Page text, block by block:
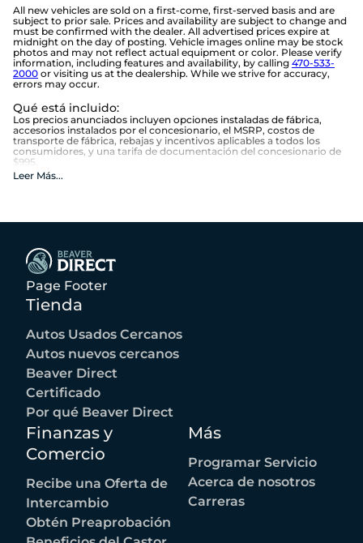
All new vehicles are sold on a first-come, first-served basis and are
subject to prior sale. Prices and availability are subject to change and
must be confirmed with the dealer. All advertised prices expire at
midnight on the day of posting. Vehicle images online may be stock
photos and may not reflect actual equipment or color. Please verify
information, including features and availability, by calling 470-533-
2000 or visiting us at the dealership. While we strive for accuracy,
errors may occur.
Qué está incluido:
Los precios anunciados incluyen opciones instaladas de fábrica,
accesorios instalados por el concesionario, el MSRP, costos de
transporte de fábrica, rebajas y incentivos aplicables a todos los
consumidores, y una tarifa de documentación del concesionario de
$995.
Qué no está incluido
Leer Más...
Page Footer
Tienda
Autos Usados Cercanos
Autos nuevos cercanos
Beaver Direct
Certificado
Por qué Beaver Direct
Finanzas y
Comercio
Recibe una Oferta de
Intercambio
Obtén Preaprobación
Más
Programar Servicio
Acerca de nosotros
Carreras